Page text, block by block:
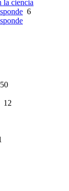
la ciencia
6
50
12